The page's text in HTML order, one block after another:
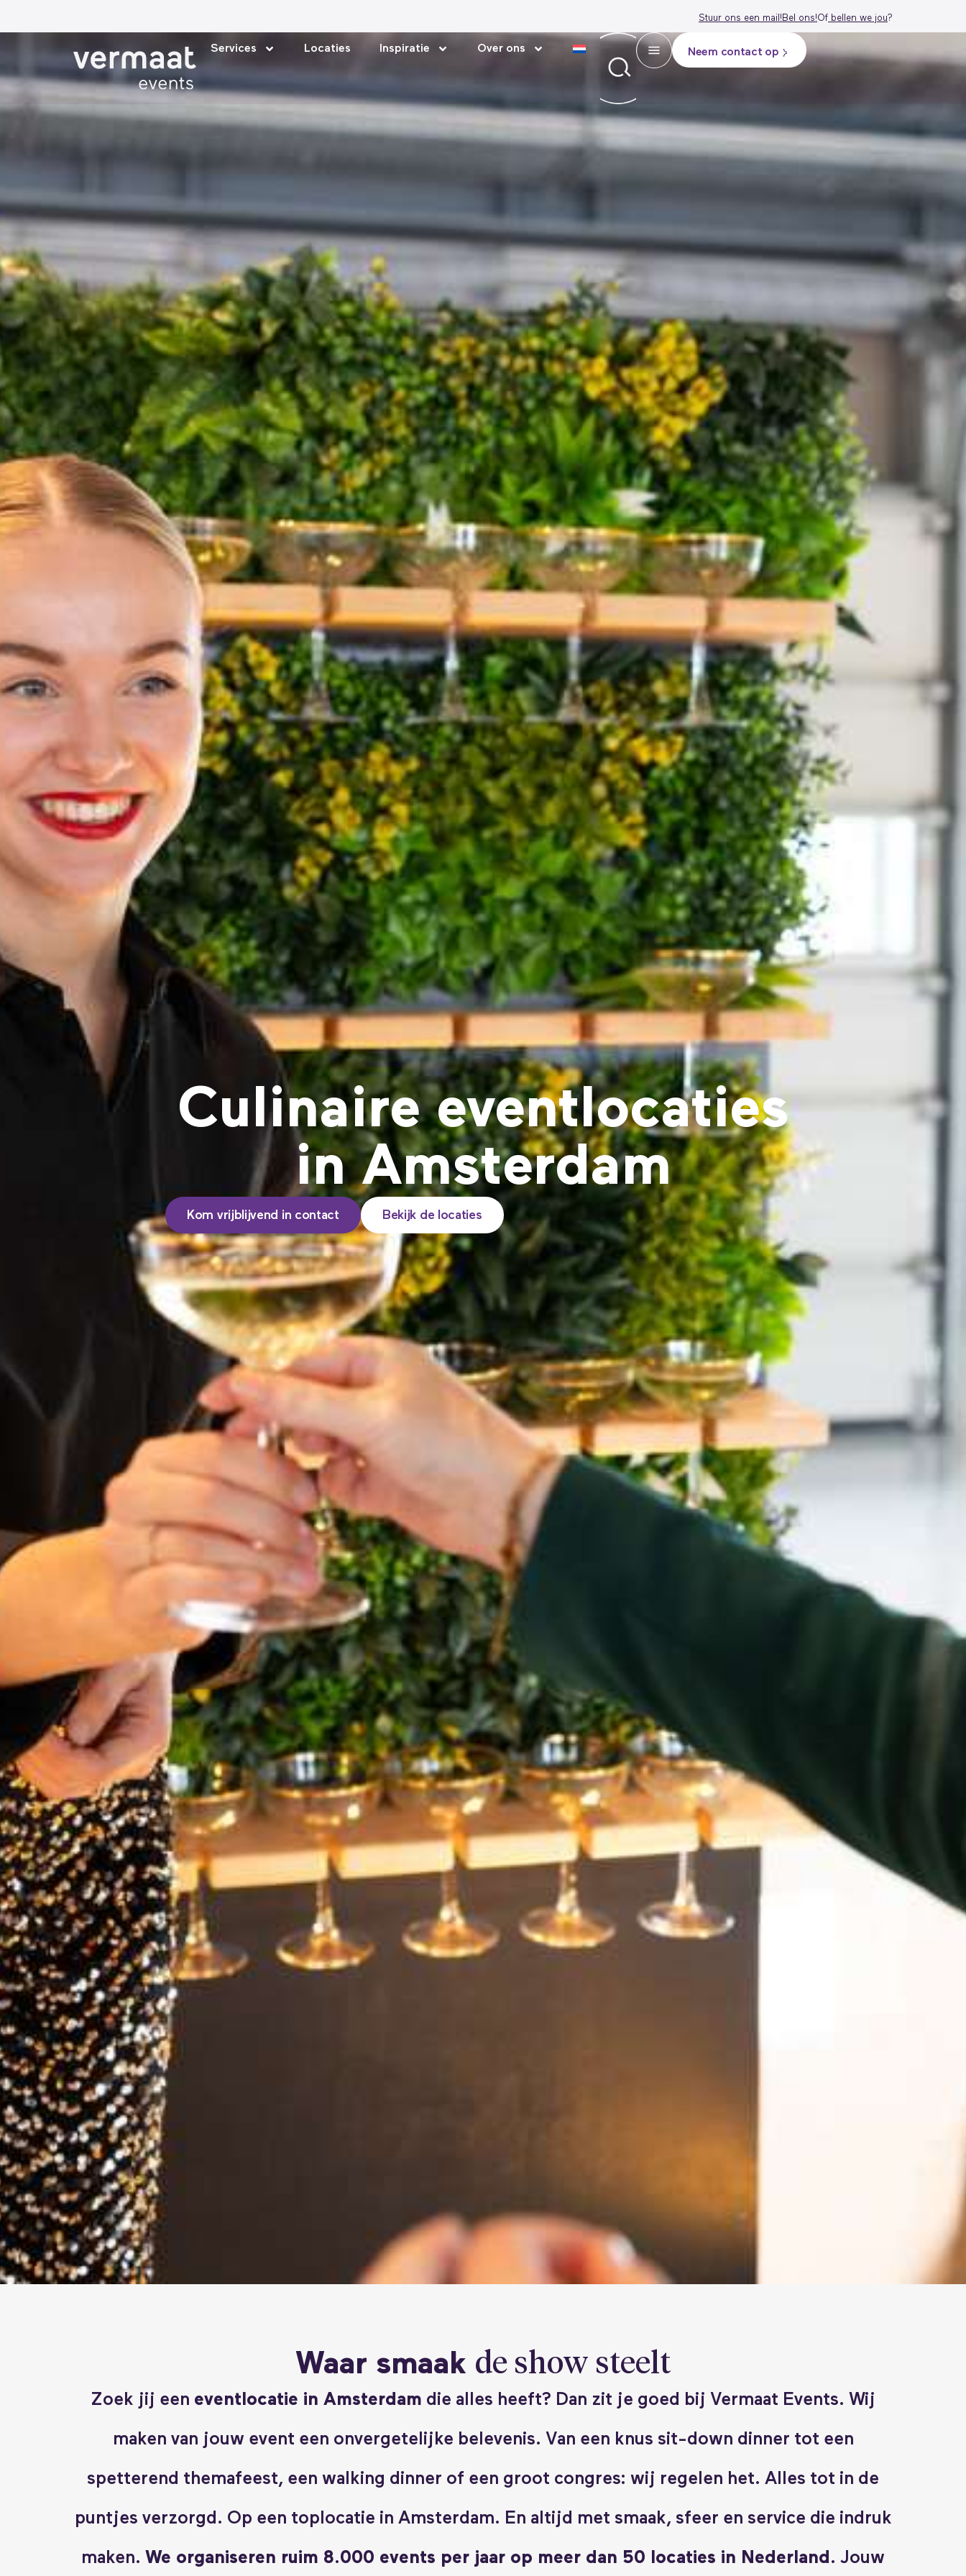
Stuur ons een mail! Bel ons!Of bellen we jou?
Services Locaties Inspiratie Over ons Neem contact op
Culinaire eventlocaties
in Amsterdam
Kom vrijblijvend in contact Bekijk de locaties
Waar smaak de show steelt
Zoek jij een eventlocatie in Amsterdam die alles heeft? Dan zit je goed bij Vermaat Events. Wij
maken van jouw event een onvergetelijke belevenis. Van een knus sit-down dinner tot een
spetterend themafeest, een walking dinner of een groot congres: wij regelen het. Alles tot in de
puntjes verzorgd. Op een toplocatie in Amsterdam. En altijd met smaak, sfeer en service die indruk
maken. We organiseren ruim 8.000 events per jaar op meer dan 50 locaties in Nederland. Jouw